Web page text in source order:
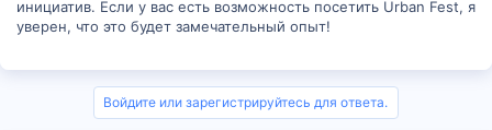
инициатив. Если у вас есть возможность посетить Urban Fest, я
уверен, что это будет замечательный опыт!
Войдите или зарегистрируйтесь для ответа.